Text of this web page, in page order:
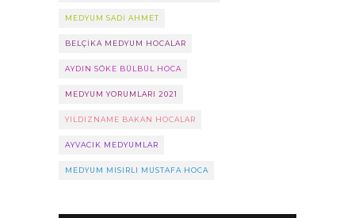
MEDYUM SADI AHMET
BELÇIKA MEDYUM HOCALAR
AYDIN SÖKE BÜLBÜL HOCA
MEDYUM YORUMLARI 2021
YILDIZNAME BAKAN HOCALAR
AYVACIK MEDYUMLAR
MEDYUM MISIRLI MUSTAFA HOCA